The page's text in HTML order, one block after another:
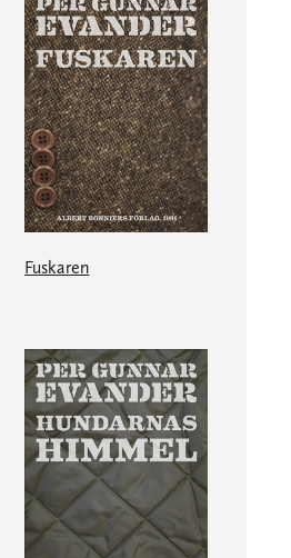
Fuskaren